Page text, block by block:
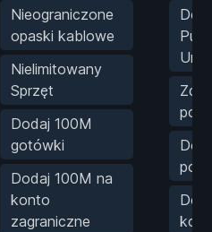
Nieograniczone
opaski kablowe
Nielimitowany
Sprzęt
Dodaj 100M
gotówki
Dodaj 100M na
konto
zagraniczne